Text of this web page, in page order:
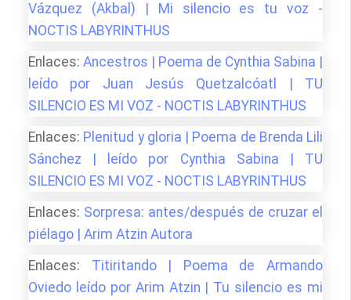
Vázquez (Akbal) | Mi silencio es tu voz -
NOCTIS LABYRINTHUS
Enlaces: Ancestros | Poema de Cynthia Sabina |
leído por Juan Jesús Quetzalcóatl | TU
SILENCIO ES MI VOZ - NOCTIS LABYRINTHUS
Enlaces: Plenitud y gloria | Poema de Brenda Lili
Sánchez | leído por Cynthia Sabina | TU
SILENCIO ES MI VOZ - NOCTIS LABYRINTHUS
Enlaces: Sorpresa: antes/después de cruzar el
piélago | Arim Atzin Autora
Enlaces: Titiritando | Poema de Armando
Oviedo leído por Arim Atzin | Tu silencio es mi